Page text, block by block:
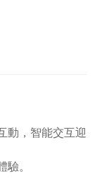
動，智能交互迎
。